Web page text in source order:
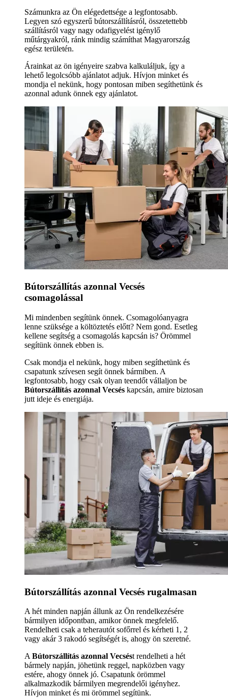
Számunkra az Ön elégedettsége a legfontosabb.
Legyen szó egyszerű bútorszállításról, összetettebb
szállításról vagy nagy odafigyelést igénylő
műtárgyakról, ránk mindig számíthat Magyarország
egész területén.
Árainkat az ön igényeire szabva kalkuláljuk, így a
lehető legolcsóbb ajánlatot adjuk. Hívjon minket és
mondja el nekünk, hogy pontosan miben segíthetünk és
azonnal adunk önnek egy ajánlatot.
Bútorszállítás azonnal Vecsés
csomagolással
Mi mindenben segítünk önnek. Csomagolóanyagra
lenne szüksége a költöztetés előtt? Nem gond. Esetleg
kellene segítség a csomagolás kapcsán is? Örömmel
segítünk önnek ebben is.
Csak mondja el nekünk, hogy miben segíthetünk és
csapatunk szívesen segít önnek bármiben. A
legfontosabb, hogy csak olyan teendőt vállaljon be
Bútorszállítás azonnal Vecsés kapcsán, amire biztosan
jutt ideje és energiája.
Bútorszállítás azonnal Vecsés rugalmasan
A hét minden napján állunk az Ön rendelkezésére
bármilyen időpontban, amikor önnek megfelelő.
Rendelheti csak a teherautót sofőrrel és kérheti 1, 2
vagy akár 3 rakodó segítségét is, ahogy ön szeretné.
A Bútorszállítás azonnal Vecsést rendelheti a hét
bármely napján, jöhetünk reggel, napközben vagy
estére, ahogy önnek jó. Csapatunk örömmel
alkalmazkodik bármilyen megrendelői igényhez.
Hívjon minket és mi örömmel segítünk.